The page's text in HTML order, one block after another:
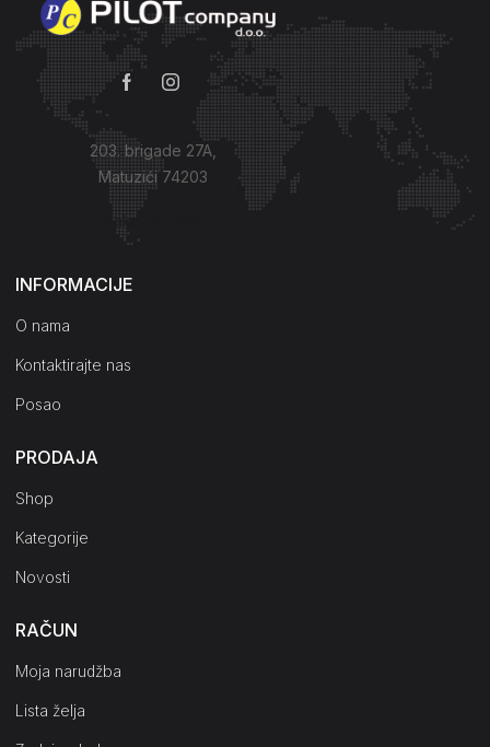
203. brigade 27A,
Matuzići 74203
Kako do nas?
INFORMACIJE
O nama
Kontaktirajte nas
Posao
PRODAJA
Shop
Kategorije
Novosti
RAČUN
Moja narudžba
Lista želja